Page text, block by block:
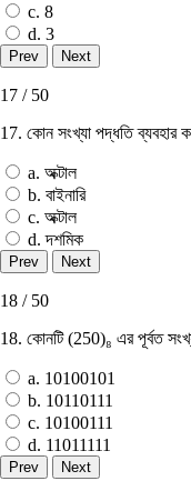
c. 8
d. 3
17 / 50
17. কোন সংখ্যা পদ্ধতি ব্যবহার
a. অক্টাল
b. বাইনারি
c. অক্টাল
d. দশমিক
18 / 50
18. কোনটি (250)₈ এর পূর্বত
a. 10100101
b. 10110111
c. 10100111
d. 11011111